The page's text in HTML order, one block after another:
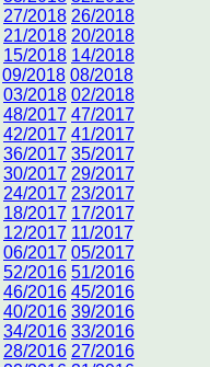
27/2018 26/2018
21/2018 20/2018
15/2018 14/2018
09/2018 08/2018
03/2018 02/2018
48/2017 47/2017
42/2017 41/2017
36/2017 35/2017
30/2017 29/2017
24/2017 23/2017
18/2017 17/2017
12/2017 11/2017
06/2017 05/2017
52/2016 51/2016
46/2016 45/2016
40/2016 39/2016
34/2016 33/2016
28/2016 27/2016